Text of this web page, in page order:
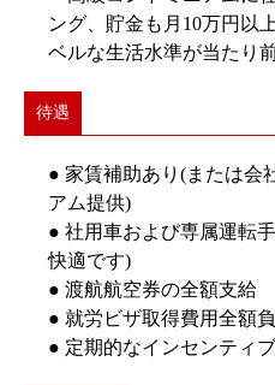
ング、貯金も月10万円以
ベルな生活水準が当たり
待遇
● 家賃補助あり(または会
アム提供)
● 社用車および専属運転
快適です)
● 渡航航空券の全額支給
● 就労ビザ取得費用全額
● 定期的なインセンティ